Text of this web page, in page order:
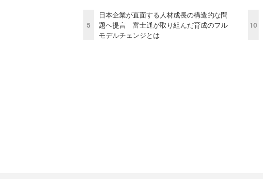
5
日本企業が直面する人材成長の構造的な問
題へ提言 富士通が取り組んだ育成のフル
モデルチェンジとは
10